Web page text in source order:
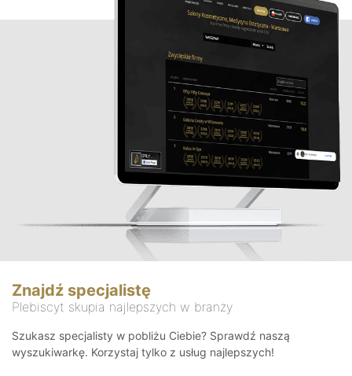
Znajdź specjalistę
Plebiscyt skupia najlepszych w branży
Szukasz specjalisty w pobliżu Ciebie? Sprawdź naszą
wyszukiwarkę. Korzystaj tylko z usług najlepszych!